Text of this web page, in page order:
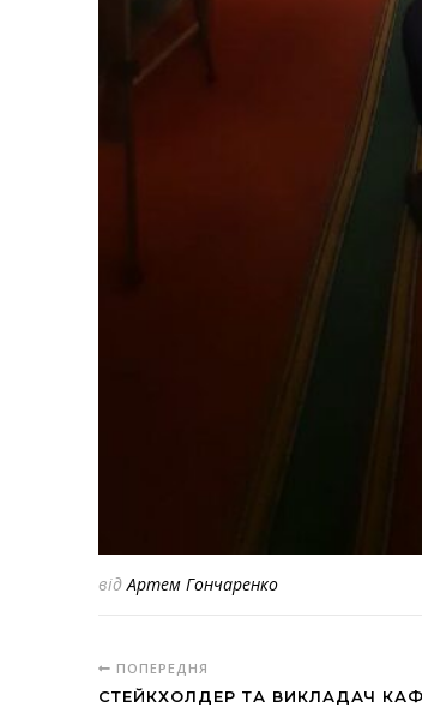
відАртем Гончаренко
ПОПЕРЕДНЯ
СТЕЙКХОЛДЕР ТА ВИКЛАДАЧ